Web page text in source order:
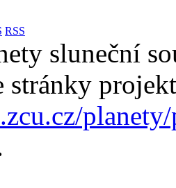
RSS
sluneční
stránky